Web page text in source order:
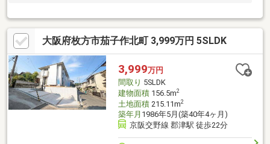
大阪府枚方市茄子作北町 3,999万円 5SLDK
3,999万円
間取り 5SLDK
建物面積156.5m2
土地面積215.11m2
築年月 1986年5月(築40年4ヶ月)
京阪交野線 郡津駅 徒歩22分